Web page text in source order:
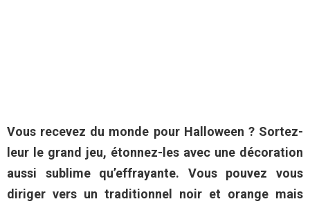
Vous recevez du monde pour Halloween ? Sortez-
leur le grand jeu, étonnez-les avec une décoration
aussi sublime qu’effrayante. Vous pouvez vous
diriger vers un traditionnel noir et orange mais